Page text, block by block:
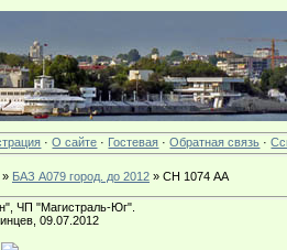
·О сайте · Гостевая ·Обратная связь ·
БАЗ А079 город. до 2012» СН 1074 АА
ЧП "Магистраль-Юг".
09.07.2012